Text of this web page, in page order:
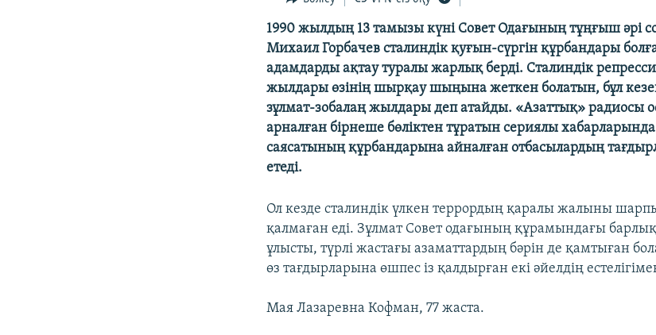
1990 жылдың 13 тамызы күні Совет Одағының тұңғыш әрі
Михаил Горбачев сталиндік қуғын-сүргін құрбандары
адамдарды ақтау туралы жарлық берді. Сталиндік
жылдары өзінің шырқау шыңына жеткен болатын, бұл
зұлмат-зобалаң жылдары деп атайды. «Азаттық» радиосы
арналған бірнеше бөліктен тұратын сериялы
саясатының құрбандарына айналған отбасылардың
етеді.
Ол кезде сталиндік үлкен террордың қаралы жалыны
қалмаған еді. Зұлмат Совет одағының құрамындағы
ұлысты, түрлі жастағы азаматтардың бәрін де қамтыған
өз тағдырларына өшпес із қалдырған екі әйелдің
Мая Лазаревна Кофман, 77 жаста.